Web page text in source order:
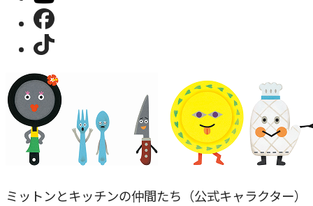
ミットンとキッチンの仲間たち（公式キャラクター）